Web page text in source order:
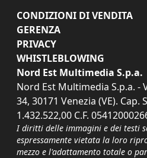
CONDIZIONI DI VENDITA
GERENZA
PRIVACY
WHISTLEBLOWING
Nord Est Multimedia S.p.a.
Nord Est Multimedia S.p.a. -
34, 30171 Venezia (VE). Cap.
1.432.522,00 C.F.
I diritti delle immagini e dei testi
espressamente vietata la loro
mezzo e l'adattamento totale o